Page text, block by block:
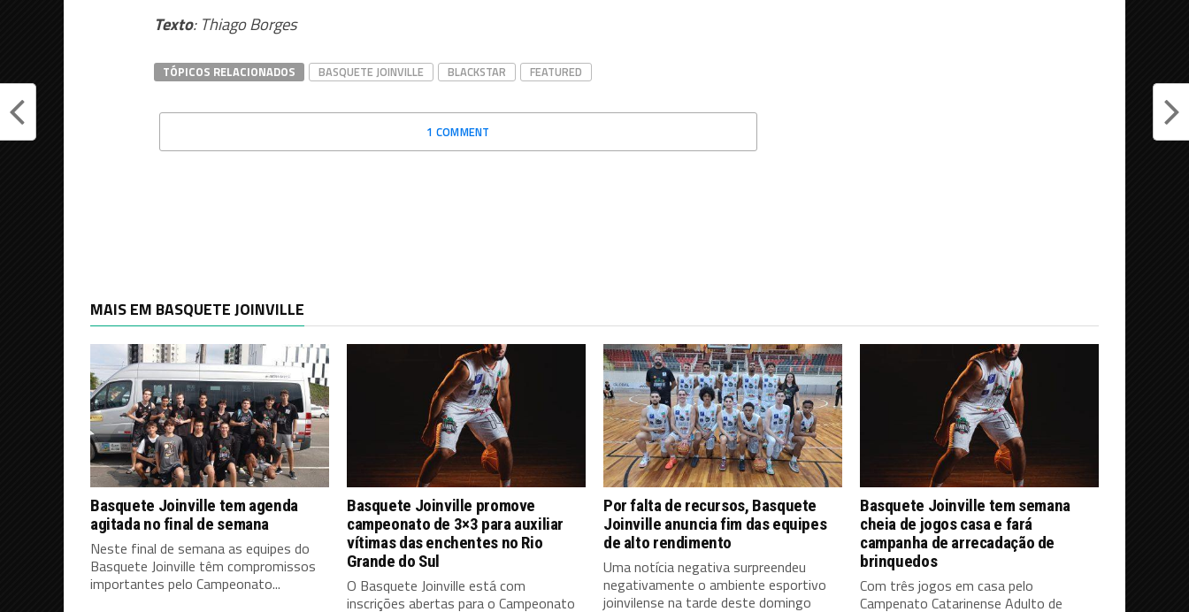
Texto: Thiago Borges
TÓPICOS RELACIONADOS BASQUETE JOINVILLE BLACKSTAR FEATURED
1 COMMENT
MAIS EM BASQUETE JOINVILLE
Basquete Joinville tem agenda
agitada no final de semana
Neste final de semana as equipes do
Basquete Joinville têm compromissos
importantes pelo Campeonato...
Basquete Joinville promove
campeonato de 3×3 para auxiliar
vítimas das enchentes no Rio
Grande do Sul
O Basquete Joinville está com
inscrições abertas para o Campeonato
Por falta de recursos, Basquete
Joinville anuncia fim das equipes
de alto rendimento
Uma notícia negativa surpreendeu
negativamente o ambiente esportivo
joinvilense na tarde deste domingo
Basquete Joinville tem semana
cheia de jogos casa e fará
campanha de arrecadação de
brinquedos
Com três jogos em casa pelo
Campenato Catarinense Adulto de